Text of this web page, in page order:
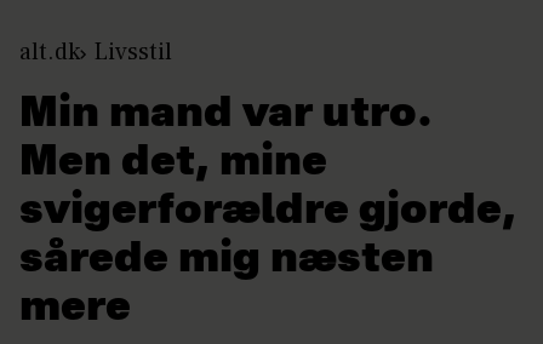
alt.dk Livsstil
Min mand var utro.
Men det, mine
svigerforældre gjorde,
sårede mig næsten
mere